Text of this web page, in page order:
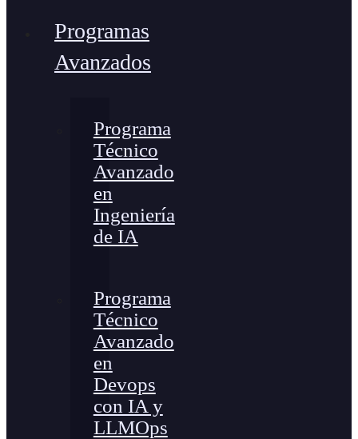
Programas
Avanzados
Programa
Técnico
Avanzado
en
Ingeniería
de IA
Programa
Técnico
Avanzado
en
Devops
con IA y
LLMOps